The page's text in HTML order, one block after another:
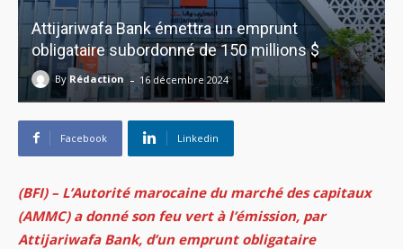
Attijariwafa Bank émettra un emprunt
obligataire subordonné de 150 millions $
By Rédaction - 16 décembre 2024
Facebook Linkedin
(BFI) – L’Autorité marocaine du marché des capitaux
(AMMC) a donné son feu vert à l’émission, par
Attijariwafa Bank, d’un emprunt obligataire